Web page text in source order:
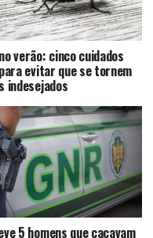
verão: cinco cuidados
evitar que se tornem
indesejados
5 homens que caçavam